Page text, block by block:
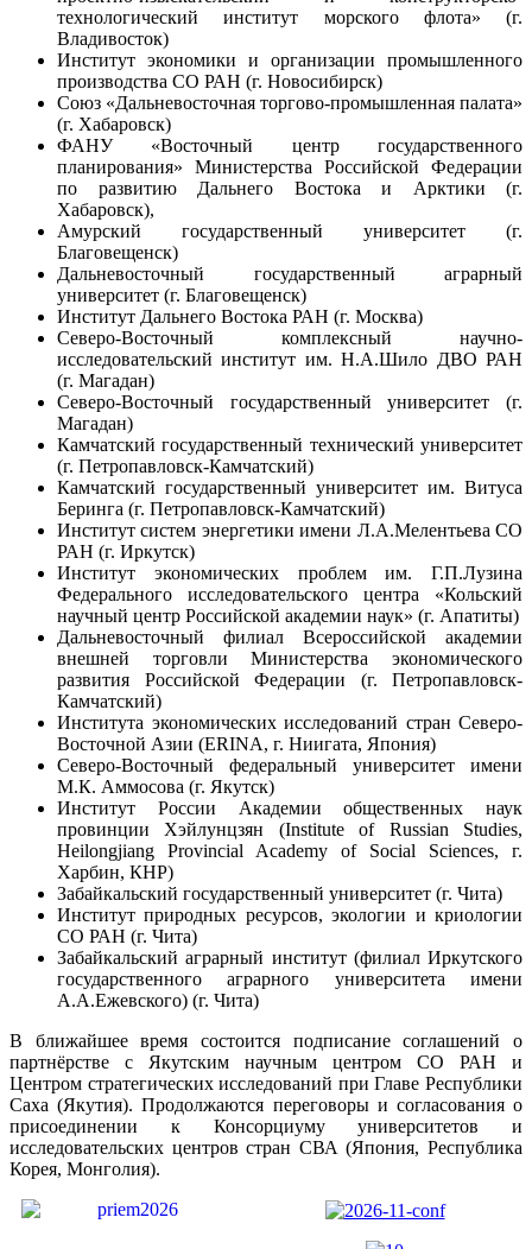
технологический институт морского флота» (г.
Владивосток)
Институт экономики и организации промышленного
производства СО РАН (г. Новосибирск)
Союз «Дальневосточная торгово-промышленная палата»
(г. Хабаровск)
ФАНУ «Восточный центр государственного
планирования» Министерства Российской Федерации
по развитию Дальнего Востока и Арктики (г.
Хабаровск),
Амурский государственный университет (г.
Благовещенск)
Дальневосточный государственный аграрный
университет (г. Благовещенск)
Институт Дальнего Востока РАН (г. Москва)
Северо-Восточный комплексный научно-
исследовательский институт им. Н.А.Шило ДВО РАН
(г. Магадан)
Северо-Восточный государственный университет (г.
Магадан)
Камчатский государственный технический университет
(г. Петропавловск-Камчатский)
Камчатский государственный университет им. Витуса
Беринга (г. Петропавловск-Камчатский)
Институт систем энергетики имени Л.А.Мелентьева СО
РАН (г. Иркутск)
Институт экономических проблем им. Г.П.Лузина
Федерального исследовательского центра «Кольский
научный центр Российской академии наук» (г. Апатиты)
Дальневосточный филиал Всероссийской академии
внешней торговли Министерства экономического
развития Российской Федерации (г. Петропавловск-
Камчатский)
Института экономических исследований стран Северо-
Восточной Азии (ERINA, г. Ниигата, Япония)
Северо-Восточный федеральный университет имени
М.К. Аммосова (г. Якутск)
Институт России Академии общественных наук
провинции Хэйлунцзян (Institute of Russian Studies,
Heilongjiang Provincial Academy of Social Sciences, г.
Харбин, КНР)
Забайкальский государственный университет (г. Чита)
Институт природных ресурсов, экологии и криологии
СО РАН (г. Чита)
Забайкальский аграрный институт (филиал Иркутского
государственного аграрного университета имени
А.А.Ежевского) (г. Чита)
В ближайшее время состоится подписание соглашений о
партнёрстве с Якутским научным центром СО РАН и
Центром стратегических исследований при Главе Республики
Саха (Якутия). Продолжаются переговоры и согласования о
присоединении к Консорциуму университетов и
исследовательских центров стран СВА (Япония, Республика
Корея, Монголия).